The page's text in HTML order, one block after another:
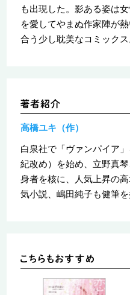
も出現した。影ある姿は
を愛してやまぬ作家陣が
合う少し耽美なコミックス
高橋ユキ（作）
白泉社で「ヴァンパイア
紀改め）を始め、立野真
身者を核に、人気上昇の
気小説、嶋田純子も健筆を